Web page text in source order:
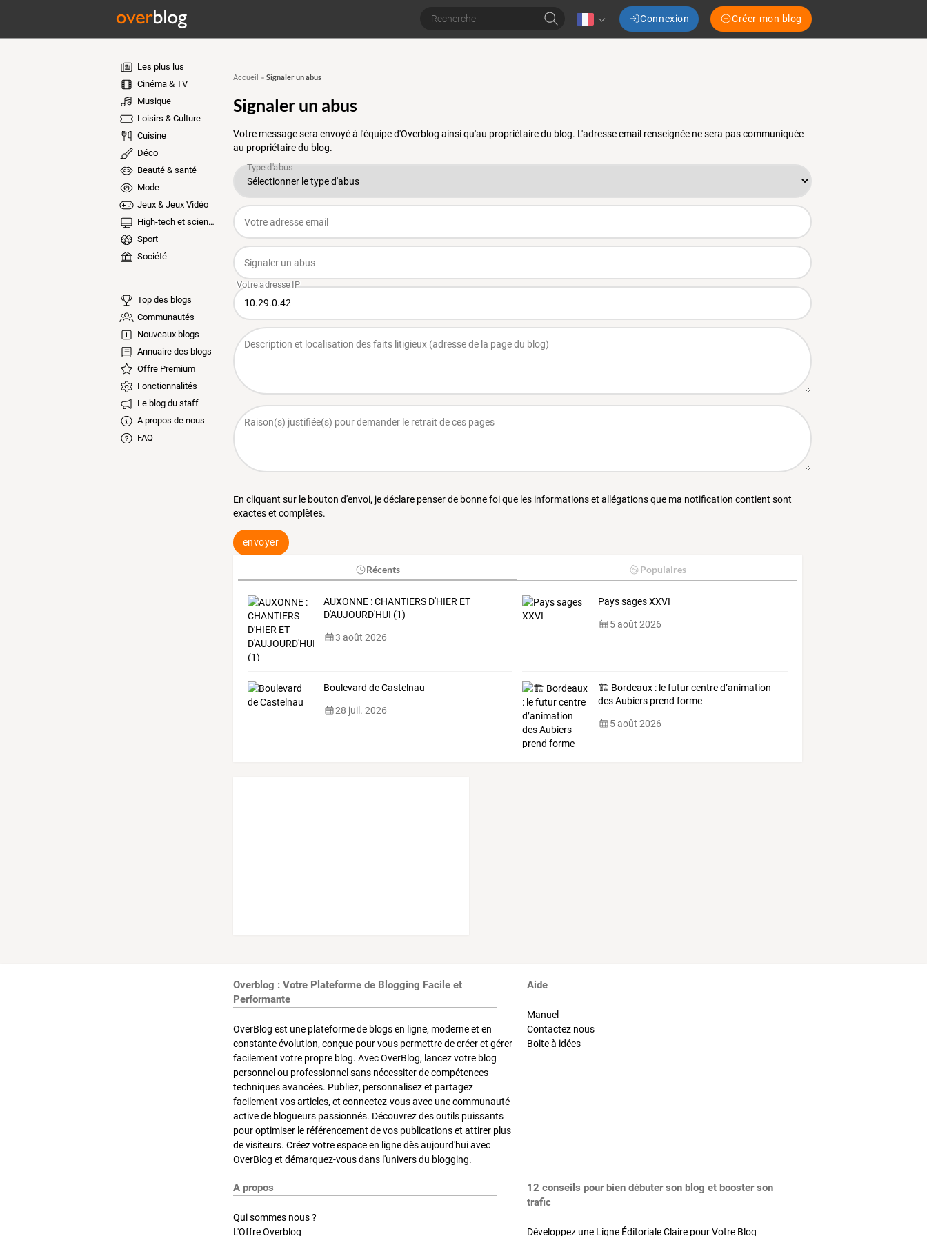
Connexion Créer mon blog
Les plus lus
Cinéma & TV
Musique
Loisirs & Culture
Cuisine
Déco
Beauté & santé
Mode
Jeux & Jeux Vidéo
High-tech et sciences
Sport
Société
Top des blogs
Communautés
Nouveaux blogs
Annuaire des blogs
Offre Premium
Fonctionnalités
Le blog du staff
A propos de nous
FAQ
Accueil » Signaler un abus
Signaler un abus
Votre message sera envoyé à l'équipe d'Overblog ainsi qu'au propriétaire du blog. L'adresse email renseignée ne sera pas communiquée
au propriétaire du blog.
En cliquant sur le bouton d'envoi, je déclare penser de bonne foi que les informations et allégations que ma notification contient sont
exactes et complètes.
envoyer
Récents Populaires
AUXONNE : CHANTIERS D'HIER ET
D'AUJOURD'HUI (1)
3 août 2026
Pays sages XXVI
5 août 2026
Boulevard de Castelnau
28 juil. 2026
🏗️ Bordeaux : le futur centre d’animation
des Aubiers prend forme
5 août 2026
Overblog : Votre Plateforme de Blogging Facile et
Performante
OverBlog est une plateforme de blogs en ligne, moderne et en
constante évolution, conçue pour vous permettre de créer et gérer
facilement votre propre blog. Avec OverBlog, lancez votre blog
personnel ou professionnel sans nécessiter de compétences
techniques avancées. Publiez, personnalisez et partagez
facilement vos articles, et connectez-vous avec une communauté
active de blogueurs passionnés. Découvrez des outils puissants
pour optimiser le référencement de vos publications et attirer plus
de visiteurs. Créez votre espace en ligne dès aujourd'hui avec
OverBlog et démarquez-vous dans l'univers du blogging.
Aide
Manuel
Contactez nous
Boite à idées
A propos
Qui sommes nous ?
L'Offre Overblog
12 conseils pour bien débuter son blog et booster son
trafic
Développez une Ligne Éditoriale Claire pour Votre Blog